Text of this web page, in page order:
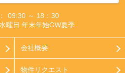
09:30 ～ 18：30
曜日 年末年始GW夏季
会社概要
物件リクエスト